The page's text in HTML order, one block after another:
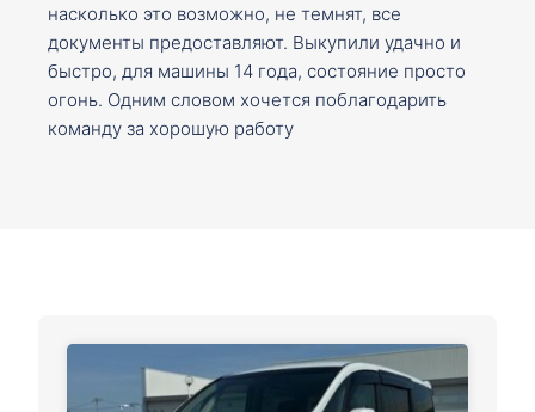
насколько это возможно, не темнят, все
документы предоставляют. Выкупили удачно и
быстро, для машины 14 года, состояние просто
огонь. Одним словом хочется поблагодарить
команду за хорошую работу